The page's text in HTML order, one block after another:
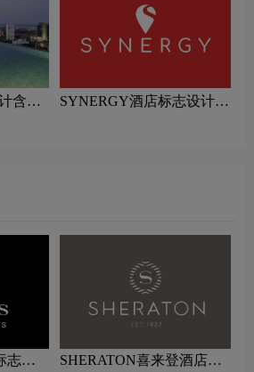
含义
SYNERGY酒店标志设计含
志设
SHERATON喜来登酒店标